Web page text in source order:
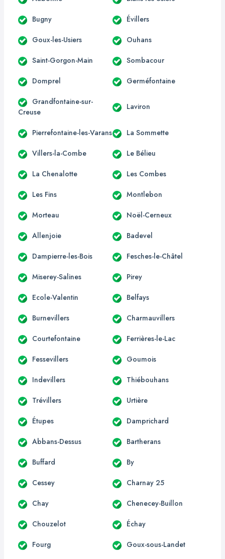
Bugny Évillers
Goux-les-Usiers Ouhans
Saint-Gorgon-Main Sombacour
Domprel Germéfontaine
Grandfontaine-sur-
Creuse
Laviron
Pierrefontaine-les-Varans La Sommette
Villers-la-Combe Le Bélieu
La Chenalotte Les Combes
Les Fins Montlebon
Morteau Noël-Cerneux
Allenjoie Badevel
Dampierre-les-Bois Fesches-le-Châtel
Miserey-Salines Pirey
Ecole-Valentin Belfays
Burnevillers Charmauvillers
Courtefontaine Ferrières-le-Lac
Fessevillers Goumois
Indevillers Thiébouhans
Trévillers Urtière
Étupes Damprichard
Abbans-Dessus Bartherans
Buffard By
Cessey Charnay 25
Chay Chenecey-Buillon
Chouzelot Échay
Fourg Goux-sous-Landet